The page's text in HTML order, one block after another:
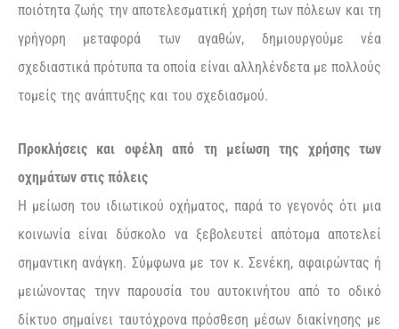
ποιότητα ζωής την αποτελεσματική χρήση των πόλεων και τη
γρήγορη μεταφορά των αγαθών, δημιουργούμε νέα
σχεδιαστικά πρότυπα τα οποία είναι αλληλένδετα με πολλούς
τομείς της ανάπτυξης και του σχεδιασμού.
Προκλήσεις και οφέλη από τη μείωση της χρήσης των
οχημάτων στις πόλεις
Η μείωση του ιδιωτικού οχήματος, παρά το γεγονός ότι μια
κοινωνία είναι δύσκολο να ξεβολευτεί απότομα αποτελεί
σημαντικη ανάγκη. Σύμφωνα με τον κ. Σενέκη, αφαιρώντας ή
μειώνοντας τηνν παρουσία του αυτοκινήτου από το οδικό
δίκτυο σημαίνει ταυτόχρονα πρόσθεση μέσων διακίνησης με